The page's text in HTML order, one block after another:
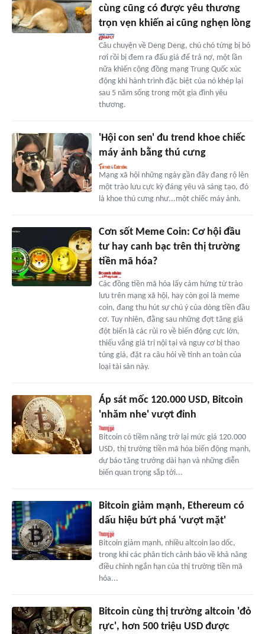
cùng cũng có được yêu thương
trọn vẹn khiến ai cũng nghẹn lòng
Câu chuyện về Deng Deng, chú chó từng bị bỏ
rơi rồi bị đem ra đấu giá để trả nợ, một lần
nữa khiến cộng đồng mạng Trung Quốc xúc
động khi hành trình đặc biệt của nó khép lại
sau 5 năm sống trong một gia đình yêu
thương.
'Hội con sen' đu trend khoe chiếc
máy ảnh bằng thú cưng
Mạng xã hội những ngày gần đây đang rộ lên
một trào lưu cực kỳ đáng yêu và sáng tạo, đó
là khoe thú cưng như...một chiếc máy ảnh.
Cơn sốt Meme Coin: Cơ hội đầu
tư hay canh bạc trên thị trường
tiền mã hóa?
Các đồng tiền mã hóa lấy cảm hứng từ trào
lưu trên mạng xã hội, hay còn gọi là meme
coin, đang thu hút sự chú ý của dòng tiền đầu
cơ. Tuy nhiên, đằng sau những đợt tăng giá
đột biến là các rủi ro về biến động cực lớn,
thiếu vắng giá trị nội tại và nguy cơ bị thao
túng giá, đặt ra câu hỏi về tính an toàn của
loại tài sản này.
Áp sát mốc 120.000 USD, Bitcoin
'nhăm nhe' vượt đỉnh
Bitcoin có tiềm năng trở lại mức giá 120.000
USD, thị trường tiền mã hóa biến động mạnh,
dự báo tăng trưởng dài hạn và những diễn
biến quan trọng sắp tới...
Bitcoin giảm mạnh, Ethereum có
dấu hiệu bứt phá 'vượt mặt'
Bitcoin giảm mạnh, nhiều altcoin lao dốc,
trong khi các phân tích cảnh báo về khả năng
điều chỉnh ngắn hạn của thị trường tiền mã
hóa...
Bitcoin cùng thị trường altcoin 'đỏ
rực', hơn 500 triệu USD được